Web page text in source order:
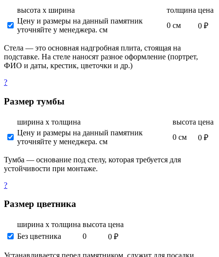
высота х ширина толщина цена
Цену и размеры на данный памятник
уточняйте у менеджера. см
0 см 0 ₽
Стела — это основная надгробная плита, стоящая на
подставке. На стеле наносят разное оформление (портрет,
ФИО и даты, крестик, цветочки и др.)
?
Размер тумбы
ширина х толщина высота цена
Цену и размеры на данный памятник
уточняйте у менеджера. см
0 см 0 ₽
Тумба — основание под стелу, которая требуется для
устойчивости при монтаже.
?
Размер цветника
ширина х толщина высота цена
Без цветника
0 0 ₽
Устанавливается перед памятником, служит для посадки